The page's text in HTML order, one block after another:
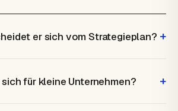
er sich vom Strategieplan? +
für kleine Unternehmen? +